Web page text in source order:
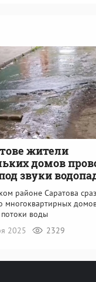
жители
домов
звуки
районе Саратова
многоквартирных
воды
2025
2329